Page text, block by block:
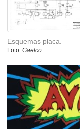
Esquemas placa.
Foto: Gaelco